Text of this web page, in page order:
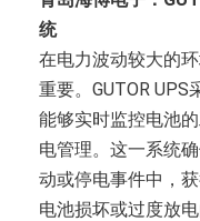
统
在电力波动较大的
重要。GUTOR UPS
能够实时监控电池
电管理。这一系统
动或停电事件中，
电池损坏或过度放电